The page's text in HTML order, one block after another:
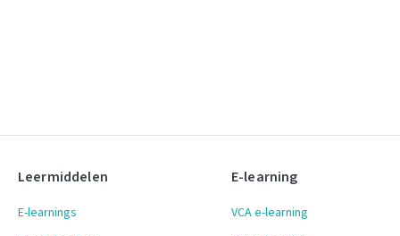
Leermiddelen
E-learnings
E-learning
VCA e-learning